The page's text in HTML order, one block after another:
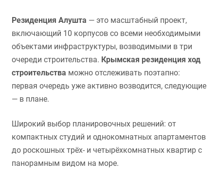
Резиденция Алушта — это масштабный проект,
включающий 10 корпусов со всеми необходимыми
объектами инфраструктуры, возводимыми в три
очереди строительства. Крымская резиденция ход
строительства можно отслеживать поэтапно:
первая очередь уже активно возводится, следующие
— в плане.
Широкий выбор планировочных решений: от
компактных студий и однокомнатных апартаментов
до роскошных трёх- и четырёхкомнатных квартир с
панорамным видом на море.